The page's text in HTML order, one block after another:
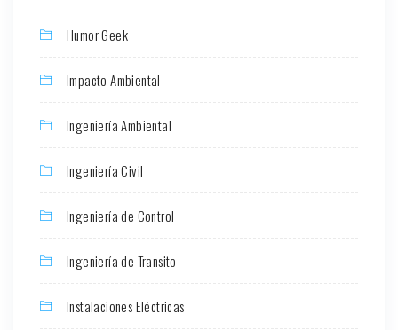
Humor Geek
Impacto Ambiental
Ingeniería Ambiental
Ingeniería Civil
Ingeniería de Control
Ingeniería de Transito
Instalaciones Eléctricas